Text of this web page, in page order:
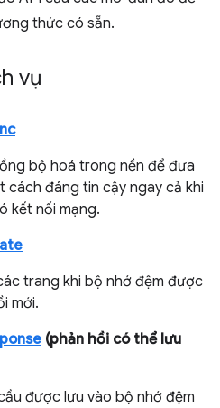
thức có sẵn.
vụ
bộ hoá trong nền để đưa
cách đáng tin cậy ngay cả khi
kết nối mạng.
trang khi bộ nhớ đệm được
mới.
(phản hồi có thể lưu
được lưu vào bộ nhớ đệm